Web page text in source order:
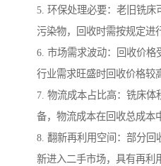
5. 环保处理必要：老旧铣床
污染物，回收时需按规定进
6. 市场需求波动：回收价格
行业需求旺盛时回收价格较
7. 物流成本占比高：铣床
备，物流成本在回收总成本
8. 翻新再利用空间：部分回
新进入二手市场，具有再利